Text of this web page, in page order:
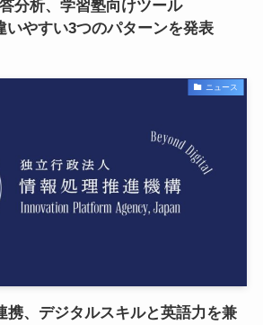
分析、学習塾向けツール
いやすい3つのパターンを発表
ニュース
携、デジタルスキルと英語力を兼